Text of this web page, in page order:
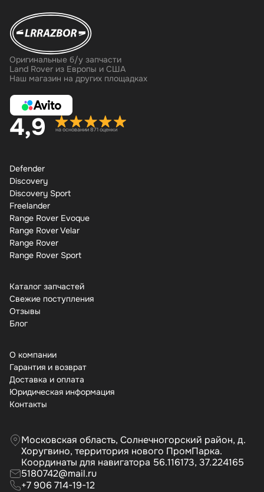
Оригинальные б/у запчасти
Land Rover из Европы и США
Наш магазин на других площадках
4,9 на основании 871 оценки
Defender
Discovery
Discovery Sport
Freelander
Range Rover Evoque
Range Rover Velar
Range Rover
Range Rover Sport
Каталог запчастей
Свежие поступления
Отзывы
Бло
О компании
Гарантия и возврат
Доставка и оплата
Юридическая информация
Контакты
Московская область, Солнечногорский район, д.
Хоругвино, территория нового ПромПарка.
Координаты для навигатора 56.116173, 37.224165
5180742@mail.ru
+7 906 714-19-12